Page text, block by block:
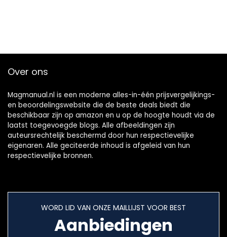
Over ons
Magmanual.nl is een moderne alles-in-één prijsvergelijkings-
en beoordelingswebsite die de beste deals biedt die
beschikbaar zijn op amazon en u op de hoogte houdt via de
laatst toegevoegde blogs. Alle afbeeldingen zijn
auteursrechtelijk beschermd door hun respectievelijke
eigenaren. Alle geciteerde inhoud is afgeleid van hun
respectievelijke bronnen.
WORD LID VAN ONZE MAILLIJST VOOR BEST
Aanbiedingen